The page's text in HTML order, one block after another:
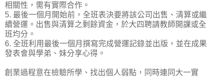
相關性，需有實際合作。
5. 最後一個月開始前，全班表決要將該公司出售、清算或繼
續營運。出售與清算之剩餘資金，於大四聘請教師開課或全
班均分。
6. 全班利用最後一個月撰寫完成營運記錄並出版，並在成果
發表會與學弟、妹分享心得。
創業過程意在檢驗所學、找出個人弱點，同時連同大一實